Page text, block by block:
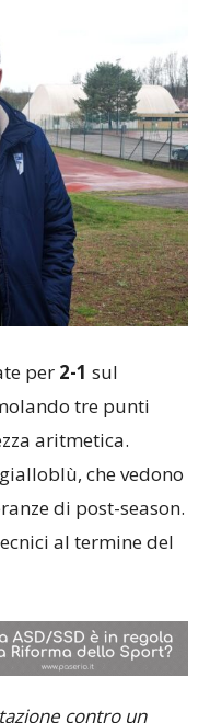
per 2-1 sul
tre punti
aritmetica.
che vedono
di post-season.
al termine del